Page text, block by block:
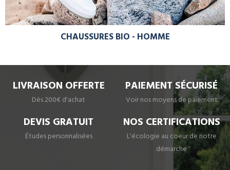
CHAUSSURES BIO - HOMME
LIVRAISON OFFERTE
Dès 200€ d'achat
PAIEMENT SÉCURISÉ
Voir nos moyens de paiement
DEVIS GRATUIT
Études personnalisées
NOS CERTIFICATIONS
L'écologie au coeur de notre
démarche